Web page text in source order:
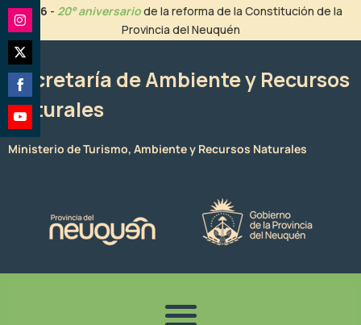
contenido
2026 - 20° aniversariode la reforma de la Constitución de la
Provincia del Neuquén
Secretaría de Ambiente y Recursos
Naturales
Ministerio de Turismo, Ambiente y Recursos Naturales
Share
on
Instagram
Share
on
Twitter
Share
on
Facebook
Share
on